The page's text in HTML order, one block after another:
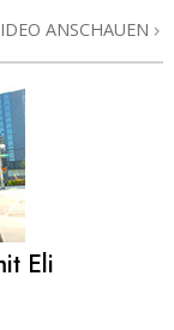
ANSCHAUEN
Eli